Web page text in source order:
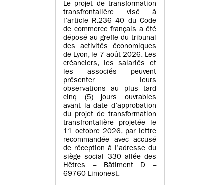
Le projet de transformation
transfrontalière visé à
l’article R.236–40 du Code
de commerce français a été
déposé au greffe du tribunal
des activités économiques
de Lyon, le 7 août 2026. Les
créanciers, les salariés et
les associés peuvent
présenter leurs
observations au plus tard
cinq (5) jours ouvrables
avant la date d’approbation
du projet de transformation
transfrontalière projetée le
11 octobre 2026, par lettre
recommandée avec accusé
de réception à l’adresse du
siège social 330 allée des
Hêtres – Bâtiment D –
69760 Limonest.